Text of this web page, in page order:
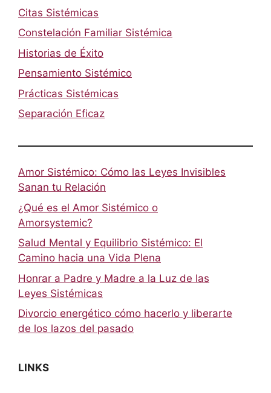
Citas Sistémicas
Constelación Familiar Sistémica
Historias de Éxito
Pensamiento Sistémico
Prácticas Sistémicas
Separación Eficaz
Amor Sistémico: Cómo las Leyes Invisibles
Sanan tu Relación
¿Qué es el Amor Sistémico o
Amorsystemic?
Salud Mental y Equilibrio Sistémico: El
Camino hacia una Vida Plena
Honrar a Padre y Madre a la Luz de las
Leyes Sistémicas
Divorcio energético cómo hacerlo y liberarte
de los lazos del pasado
LINKS